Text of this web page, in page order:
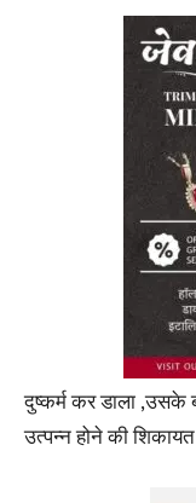
दुष्कर्म कर डाला ,उसके
उत्पन्न होने की